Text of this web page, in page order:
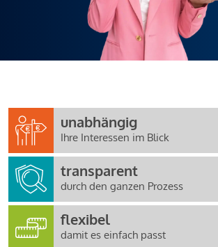
unabhängig
Ihre Interessen im Blick
transparent
durch den ganzen Prozess
flexibel
damit es einfach passt